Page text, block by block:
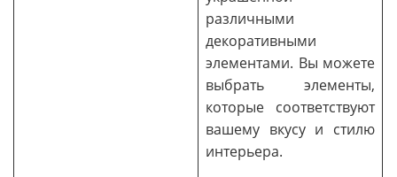
различными
декоративными
элементами. Вы можете
выбрать элементы,
которые соответствуют
вашему вкусу и стилю
интерьера.